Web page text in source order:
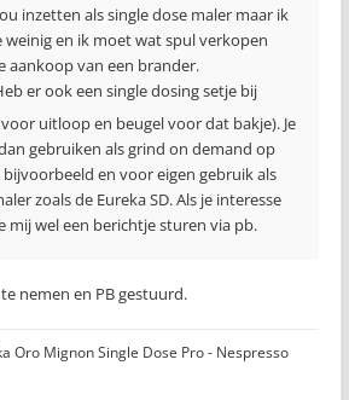
inzetten als single dose maler maar ik
en ik moet wat spul verkopen
aankoop van een brander.
er ook een single dosing setje bij
uitloop en beugel voor dat bakje). Je
gebruiken als grind on demand op
en voor eigen gebruik als
zoals de Eureka SD. Als je interesse
mij wel een berichtje sturen via pb.
nemen en PB gestuurd.
Oro Mignon Single Dose Pro - Nespresso